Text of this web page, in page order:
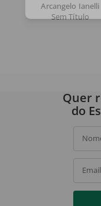
Arcangelo Ianelli
Sem Título
Ao assinar, você
Quer
do
Email